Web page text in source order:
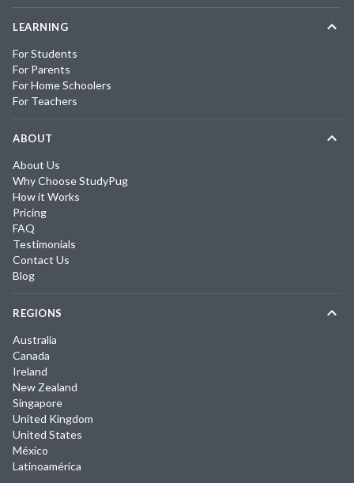
LEARNING
For Students
For Parents
For Home Schoolers
For Teachers
ABOUT
About Us
Why Choose StudyPug
How it Works
Pricing
FAQ
Testimonials
Contact Us
Blog
REGIONS
Australia
Canada
Ireland
New Zealand
Singapore
United Kingdom
United States
México
Latinoamérica